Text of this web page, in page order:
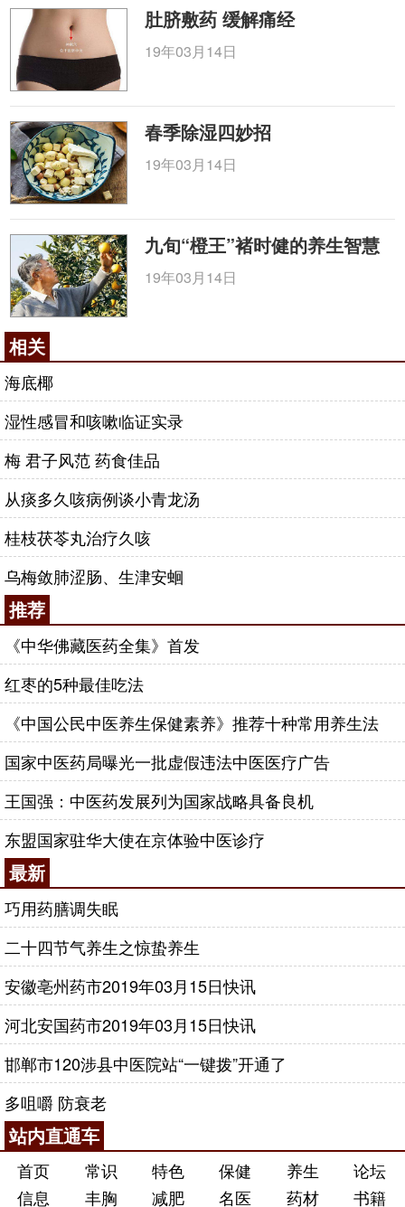
肚脐敷药 缓解痛经
19年03月14日
春季除湿四妙招
19年03月14日
九旬“橙王”褚时健的养生智慧
19年03月14日
相关
海底椰
湿性感冒和咳嗽临证实录
梅 君子风范 药食佳品
从痰多久咳病例谈小青龙汤
桂枝茯苓丸治疗久咳
乌梅敛肺涩肠、生津安蛔
推荐
《中华佛藏医药全集》首发
红枣的5种最佳吃法
《中国公民中医养生保健素养》推荐十种常用养生法
国家中医药局曝光一批虚假违法中医医疗广告
王国强：中医药发展列为国家战略具备良机
东盟国家驻华大使在京体验中医诊疗
最新
巧用药膳调失眠
二十四节气养生之惊蛰养生
安徽亳州药市2019年03月15日快讯
河北安国药市2019年03月15日快讯
邯郸市120涉县中医院站“一键拨”开通了
多咀嚼 防衰老
站内直通车
首页 常识 特色 保健 养生
论坛
信息
丰胸 减肥 名医 药材 书籍